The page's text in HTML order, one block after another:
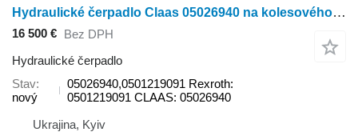
Hydraulické čerpadlo Claas 05026940 na kolesového traktora Claas Xerion/Axion/CLAAS
16 500 € Bez DPH
Hydraulické čerpadlo
Stav
nový
05026940,0501219091 Rexroth:
0501219091 CLAAS: 05026940
Ukrajina, Kyiv